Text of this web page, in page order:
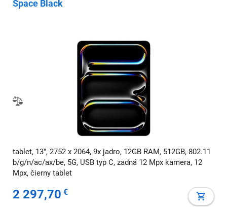
Space Black
tablet, 13", 2752 x 2064, 9x jadro, 12GB RAM, 512GB, 802.11
b/g/n/ac/ax/be, 5G, USB typ C, zadná 12 Mpx kamera, 12
Mpx, čierny tablet
2 297,70 €